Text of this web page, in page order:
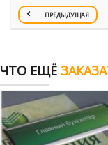
ПРЕДЫДУЩАЯ
ЧТО ЕЩЁ